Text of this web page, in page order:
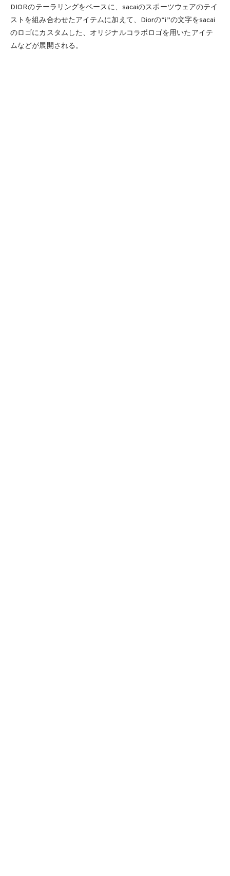
DIORのテーラリングをベースに、sacaiのスポーツウェアのテイ
ストを組み合わせたアイテムに加えて、Diorの“i”の文字をsacai
のロゴにカスタムした、オリジナルコラボロゴを用いたアイテ
ムなどが展開される。